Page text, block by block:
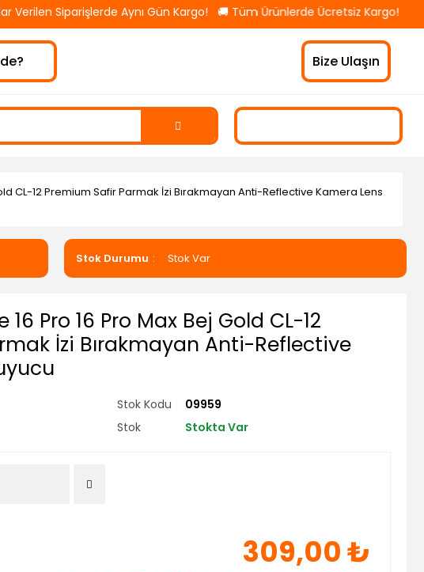
Siparişlerde Aynı Gün Kargo! 🚚 Tüm Ürünlerde Ücretsiz Kargo! 💳
Bize Ulaşın
CL-12 Premium Safir Parmak İzi Bırakmayan Anti-Reflective Kamera Lens
Stok Durumu Stok Var
16 Pro 16 Pro Max Bej Gold CL-12
İzi Bırakmayan Anti-Reflective
Stok Kodu
09959
Stok Stokta Var
309,00 ₺